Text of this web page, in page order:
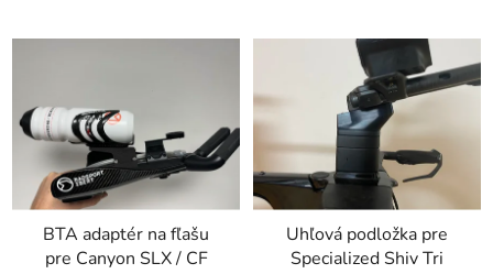
BTA adaptér na fľašu
pre Canyon SLX / CF
Uhľová podložka pre
Specialized Shiv Tri